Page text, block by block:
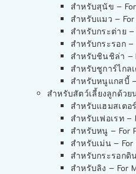
สำหรับสุนัข –
สำหรับแมว –
สำหรับกระต่าย –
สำหรับกระรอก –
สำหรับชินชิล่า –
สำหรับชูการ์ไกล
สำหรับหนูแกสบี้
สำหรับสัตว์เลี้ยงลูกด้วย
สำหรับแฮมสเตอ
สำหรับเฟอเรท –
สำหรับหนู – For
สำหรับเม่น – For
สำหรับกระรอกดิ
สำหรับลิง – For